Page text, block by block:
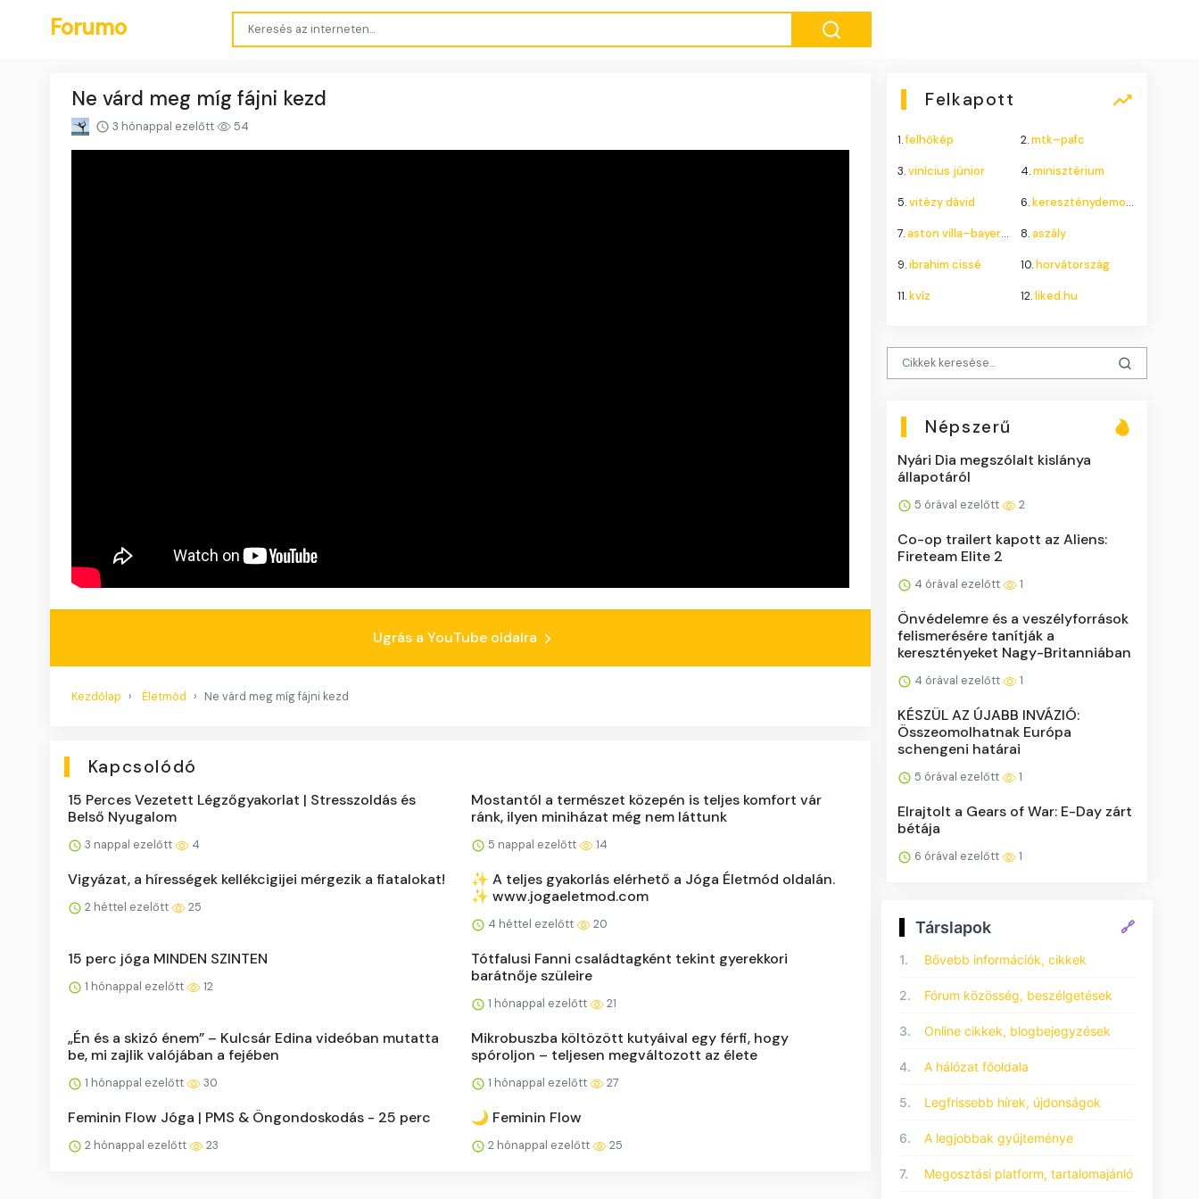
Forumo
Ne várd meg míg fájni kezd
3 hónappal ezelőtt 54
Ugrás a YouTube oldalra
Kezdőlap Életmód Ne várd meg míg fájni kezd
Kapcsolódó
15 Perces Vezetett Légzőgyakorlat | Stresszoldás és
Belső Nyugalom
3 nappal ezelőtt 4
Mostantól a természet közepén is teljes komfort vár
ránk, ilyen miniházat még nem láttunk
5 nappal ezelőtt 14
Vigyázat, a hírességek kellékcigijei mérgezik a fiatalokat!
2 héttel ezelőtt 25
✨ A teljes gyakorlás elérhető a Jóga Életmód oldalán.
✨ www.jogaeletmod.com
4 héttel ezelőtt 20
15 perc jóga MINDEN SZINTEN
1 hónappal ezelőtt 12
Tótfalusi Fanni családtagként tekint gyerekkori
barátnője szüleire
1 hónappal ezelőtt 21
„Én és a skizó énem” – Kulcsár Edina videóban mutatta
be, mi zajlik valójában a fejében
1 hónappal ezelőtt 30
Mikrobuszba költözött kutyáival egy férfi, hogy
spóroljon – teljesen megváltozott az élete
1 hónappal ezelőtt 27
Feminin Flow Jóga | PMS & Öngondoskodás - 25 perc
2 hónappal ezelőtt 23
🌙 Feminin Flow
2 hónappal ezelőtt 25
Felkapott
1.felhőkép 2.mtk–pafc
3.vinícius júnior 4.minisztérium
5.vitézy dávid 6.kereszténydemokrata néppárt
7.aston villa–bayern münchen 8.aszály
9.ibrahim cissé 10.horvátország
11.kvíz 12.liked.hu
Népszerű
Nyári Dia megszólalt kislánya
állapotáról
5 órával ezelőtt 2
Co-op trailert kapott az Aliens:
Fireteam Elite 2
4 órával ezelőtt 1
Önvédelemre és a veszélyforrások
felismerésére tanítják a
keresztényeket Nagy-Britanniában
4 órával ezelőtt 1
KÉSZÜL AZ ÚJABB INVÁZIÓ:
Összeomolhatnak Európa
schengeni határai
5 órával ezelőtt 1
Elrajtolt a Gears of War: E-Day zárt
bétája
6 órával ezelőtt 1
Társlapok 🔗
1. Bővebb információk, cikkek
2. Fórum közösség, beszélgetések
3. Online cikkek, blogbejegyzések
4. A hálózat főoldala
5. Legfrissebb hírek, újdonságok
6. A legjobbak gyűjteménye
7. Megosztási platform, tartalomajánló